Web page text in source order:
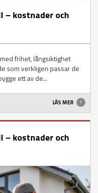
– kostnader och
frihet, långsiktighet
som verkligen passar de
ett av de...
LÄS MER
– kostnader och